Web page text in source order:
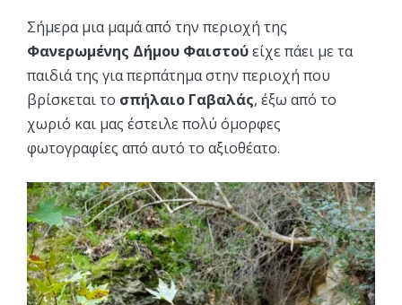
Σήμερα μια μαμά από την περιοχή της
Φανερωμένης Δήμου Φαιστούείχε πάει με τα
παιδιά της για περπάτημα στην περιοχή που
βρίσκεται το σπήλαιο Γαβαλάς, έξω από το
χωριό και μας έστειλε πολύ όμορφες
φωτογραφίες από αυτό το αξιοθέατο.